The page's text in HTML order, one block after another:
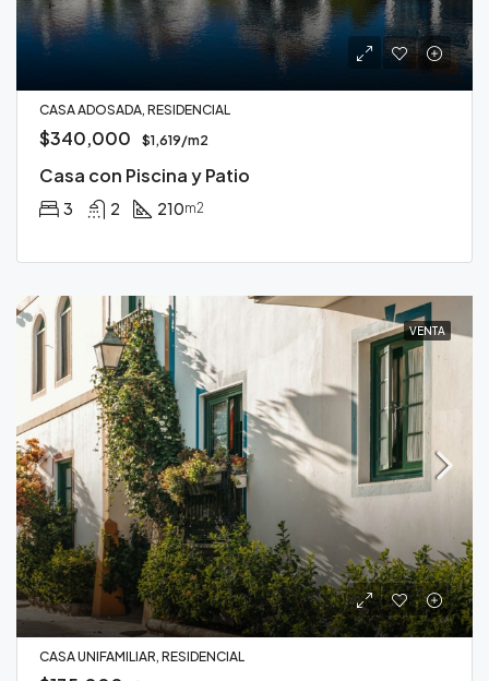
CASA ADOSADA, RESIDENCIAL
$340,000 $1,619/m2
Casa con Piscina y Patio
3 2 210m2
VENTA
CASA UNIFAMILIAR, RESIDENCIAL